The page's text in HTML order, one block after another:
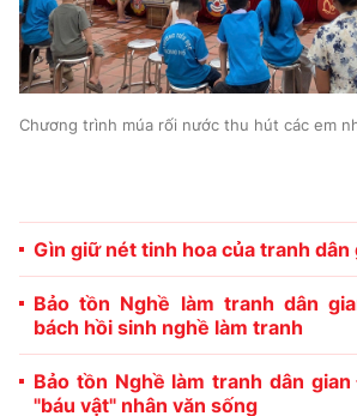
Chương trình múa rối nước thu hút các em
Gìn giữ nét tinh hoa của tranh dân
Bảo tồn Nghề làm tranh dân
bách hồi sinh nghề làm tranh
Bảo tồn Nghề làm tranh dân
"báu vật" nhân văn sống